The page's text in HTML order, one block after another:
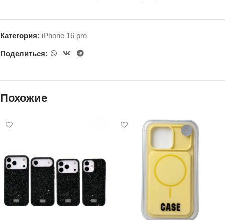
Категория: iPhone 16 pro
Поделиться:
Похожие